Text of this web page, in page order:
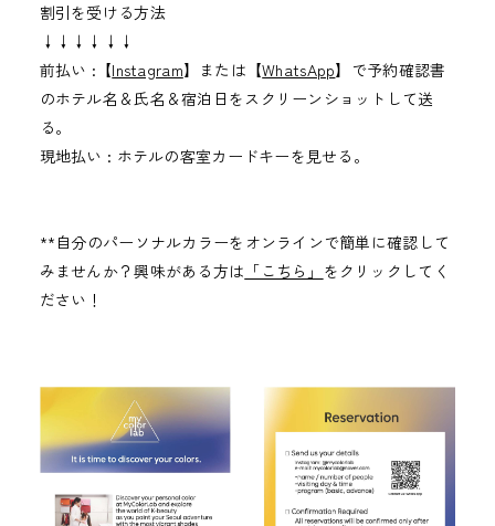
割引を受ける方法
↓↓↓↓↓↓
前払い :【Instagram】または【WhatsApp】で予約確認書
のホテル名＆氏名＆宿泊日をスクリーンショットして送
る。
現地払い : ホテルの客室カードキーを見せる。
**自分のパーソナルカラーをオンラインで簡単に確認して
みませんか？興味がある方は 「こちら」 をクリックしてく
ださい！